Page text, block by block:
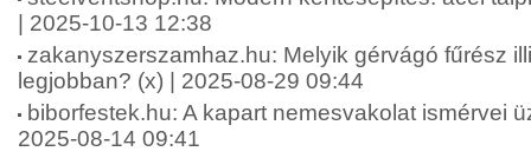
| 2025-10-13 12:38
zakanyszerszamhaz.hu: Melyik gérvágó fűrész
legjobban? (x) | 2025-08-29 09:44
biborfestek.hu: A kapart nemesvakolat ismérvei
2025-08-14 09:41